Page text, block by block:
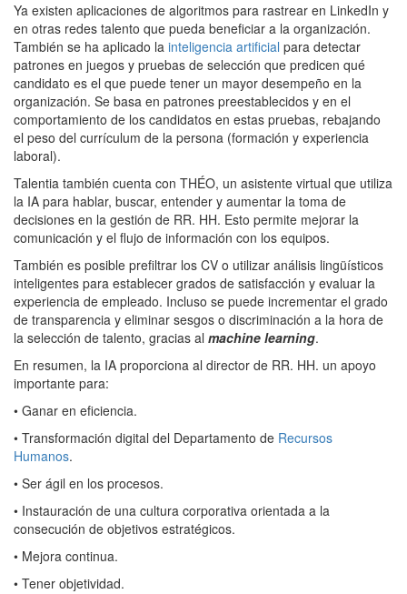
Ya existen aplicaciones de algoritmos para rastrear en LinkedIn y
en otras redes talento que pueda beneficiar a la organización.
También se ha aplicado la inteligencia artificial para detectar
patrones en juegos y pruebas de selección que predicen qué
candidato es el que puede tener un mayor desempeño en la
organización. Se basa en patrones preestablecidos y en el
comportamiento de los candidatos en estas pruebas, rebajando
el peso del currículum de la persona (formación y experiencia
laboral).
Talentia también cuenta con THÉO, un asistente virtual que utiliza
la IA para hablar, buscar, entender y aumentar la toma de
decisiones en la gestión de RR. HH. Esto permite mejorar la
comunicación y el flujo de información con los equipos.
También es posible prefiltrar los CV o utilizar análisis lingüísticos
inteligentes para establecer grados de satisfacción y evaluar la
experiencia de empleado. Incluso se puede incrementar el grado
de transparencia y eliminar sesgos o discriminación a la hora de
la selección de talento, gracias al machine learning.
En resumen, la IA proporciona al director de RR. HH. un apoyo
importante para:
• Ganar en eficiencia.
• Transformación digital del Departamento de Recursos
Humanos.
• Ser ágil en los procesos.
• Instauración de una cultura corporativa orientada a la
consecución de objetivos estratégicos.
• Mejora continua.
• Tener objetividad.